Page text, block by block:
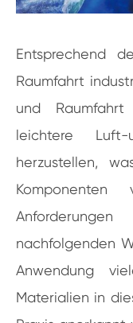
Entsprechend
Raumfahrt
und
leichtere Luft-
herzustellen,
nachfolgenden
Anwendung
Materialien in